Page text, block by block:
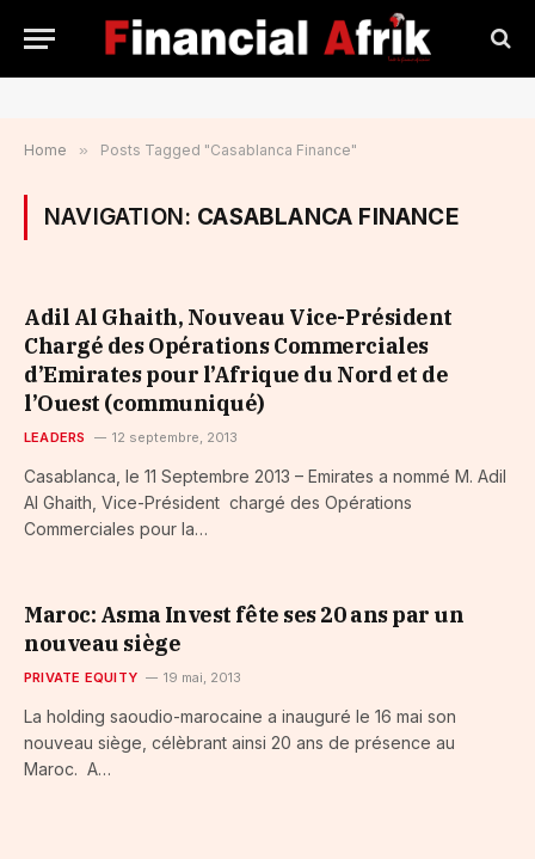
Home » Posts Tagged "Casablanca Finance"
NAVIGATION: CASABLANCA FINANCE
Adil Al Ghaith, Nouveau Vice-Président
Chargé des Opérations Commerciales
d’Emirates pour l’Afrique du Nord et de
l’Ouest (communiqué)
LEADERS 12 septembre, 2013
Casablanca, le 11 Septembre 2013 – Emirates a nommé M. Adil
Al Ghaith, Vice-Président chargé des Opérations
Commerciales pour la…
Maroc: Asma Invest fête ses 20 ans par un
nouveau siège
PRIVATE EQUITY 19 mai, 2013
La holding saoudio-marocaine a inauguré le 16 mai son
nouveau siège, célèbrant ainsi 20 ans de présence au
Maroc. A…